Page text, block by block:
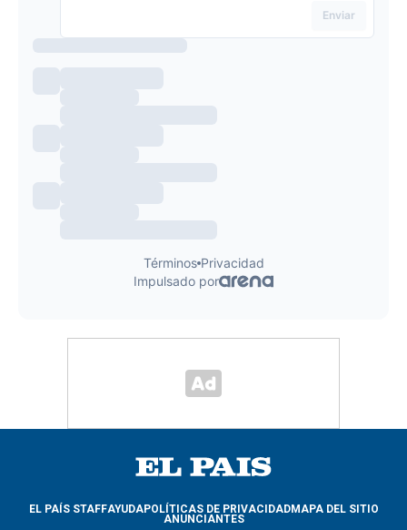
EL PAÍS STAFFAYUDAPOLÍTICAS DE PRIVACIDADMAPA DEL SITIO
ANUNCIANTES